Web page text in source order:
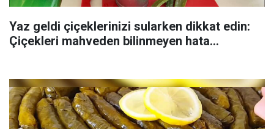
Yaz geldi çiçeklerinizi sularken dikkat edin:
Çiçekleri mahveden bilinmeyen hata...